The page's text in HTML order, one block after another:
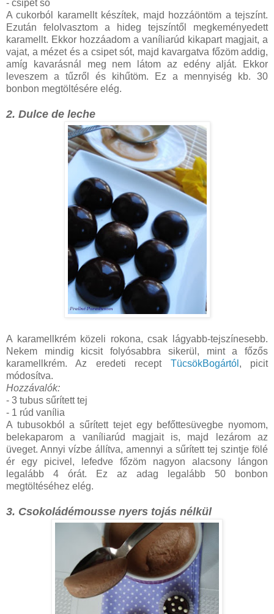
- csipet só
A cukorból karamellt készítek, majd hozzáöntöm a tejszínt.
Ezután felolvasztom a hideg tejszíntől megkeményedett
karamellt. Ekkor hozzáadom a vaníliarúd kikapart magjait, a
vajat, a mézet és a csipet sót, majd kavargatva főzöm addig,
amíg kavarásnál meg nem látom az edény alját. Ekkor
leveszem a tűzről és kihűtöm. Ez a mennyiség kb. 30
bonbon megtöltésére elég.
2. Dulce de leche
A karamellkrém közeli rokona, csak lágyabb-tejszínesebb.
Nekem mindig kicsit folyósabbra sikerül, mint a főzős
karamellkrém. Az eredeti recept TücsökBogártól , picit
módosítva.
Hozzávalók:
- 3 tubus sűrített tej
- 1 rúd vanília
A tubusokból a sűrített tejet egy befőttesüvegbe nyomom,
belekaparom a vaníliarúd magjait is, majd lezárom az
üveget. Annyi vízbe állítva, amennyi a sűrített tej szintje fölé
ér egy picivel, lefedve főzöm nagyon alacsony lángon
legalább 4 órát. Ez az adag legalább 50 bonbon
megtöltéséhez elég.
3. Csokoládémousse nyers tojás nélkül